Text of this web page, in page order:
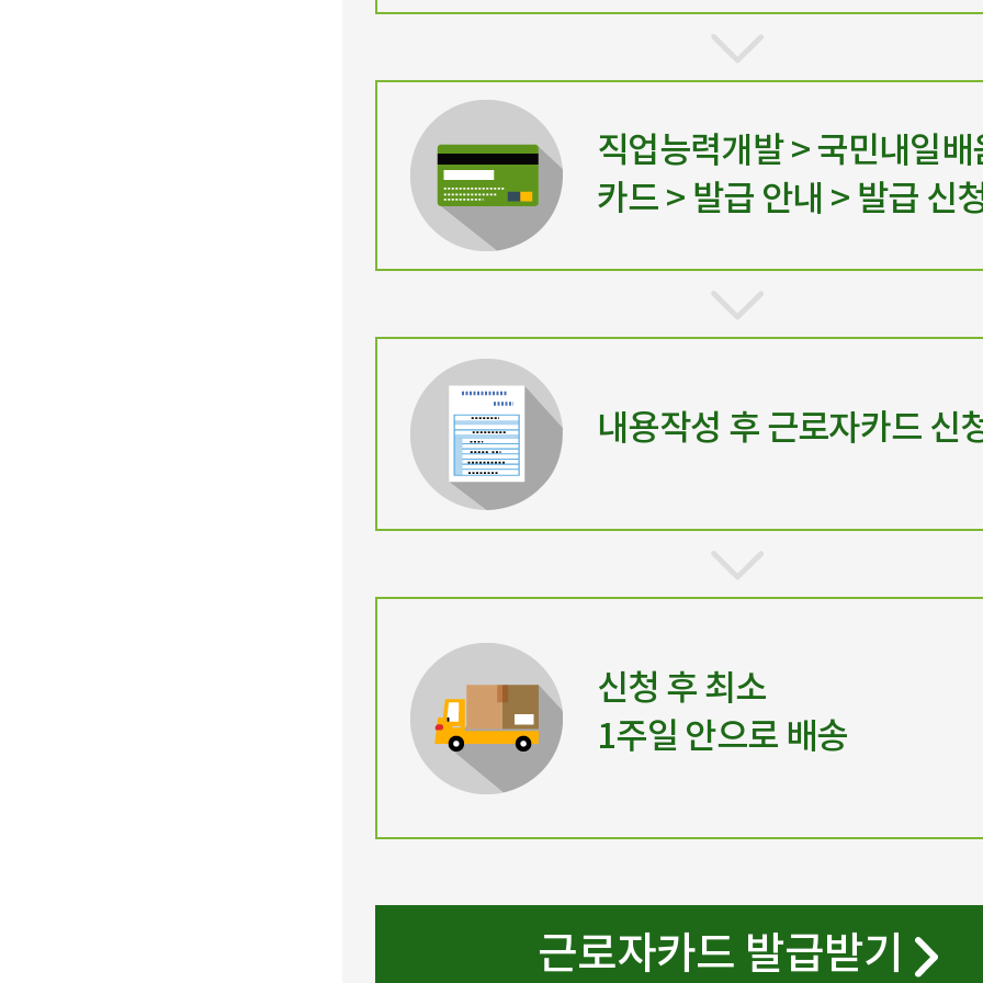
직업능력개발 > 국민내일배
카드 > 발급 안내 > 발급 신
내용작성 후 근로자카드 신
신청 후 최소
1주일 안으로 배송
근로자카드 발급받기